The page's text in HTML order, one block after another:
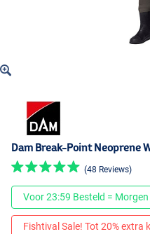
Dam Break-Point Neoprene
(48 Reviews)
Voor 23:59 Besteld =
Fishtival Sale! Tot 20% extra